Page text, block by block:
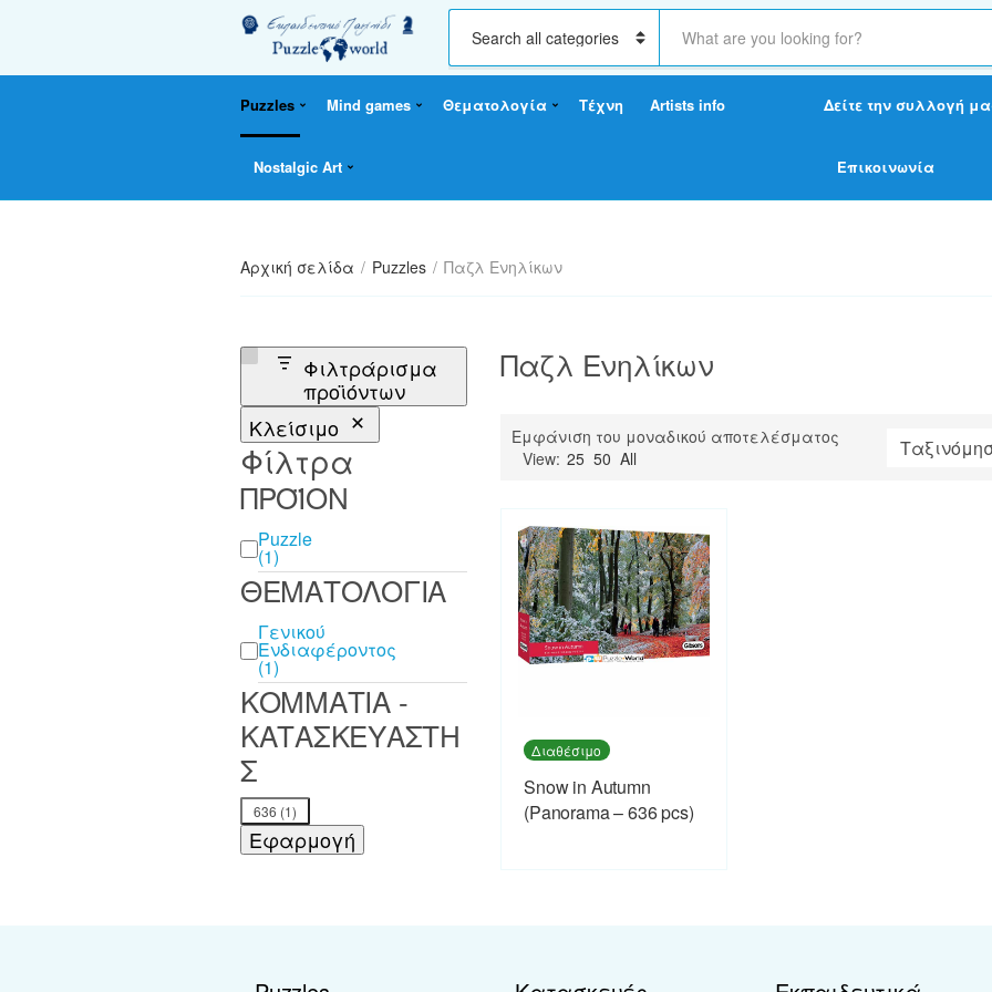
a
t
e
y
a
m
S
a
c
x
Puzzles Mind games Θεματολογία Τέχνη Artists info
Nostalgic Art
Δείτε την συλλογή
Επικοινωνία
Αρχική σελίδα / Puzzles / Παζλ Ενηλίκων
Παζλ Ενηλίκων
Εμφάνιση του μοναδικού αποτελέσματος
View: 25 50 All
Διαθέσιμο
Snow in Autumn
(Panorama – 636 pcs)
Φιλτράρισμα
προϊόντων
Κλείσιμο
Φίλτρα
ΠΡΟΪΟΝ
ΠΡΟΪΟΝ
Puzzle
(1)
ΘΕΜΑΤΟΛΟΓΙΑ
ΘΕΜΑΤΟΛΟΓΙΑ
Γενικού
Ενδιαφέροντος
(1)
ΚΟΜΜΑΤΙΑ -
ΚΑΤΑΣΚΕΥΑΣΤΗ
Σ
ΚΟΜΜΑΤΙΑ -
ΚΑΤΑΣΚΕΥΑΣΤΗΣ
636
Εφαρμογή